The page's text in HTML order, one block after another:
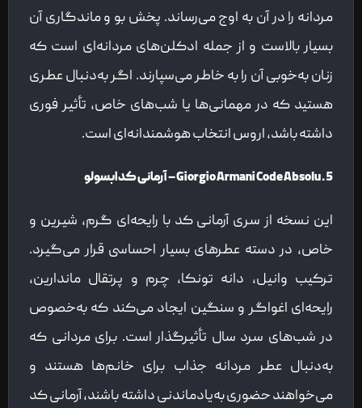
مردانه را در آن به اوج می‌رساند. پخش بو و ماندگاری آن
بسیار بالاست و از جمله ادکلن‌های مردانه‌ای است که
زنان به‌خوبی آن را به خاطر می‌سپارند. اگر به‌دنبال عطری
هستید که در مهمانی‌ها یا شب‌های خاص، تأثیر فوری
داشته باشد، اروس انتخاب هوشمندانه‌ای است.
5. Giorgio Armani Code Absolu – آرمانی کد ابسولو
این نسخه از سری آرمانی کد با رایحه‌ای گرم، شیرین و
خاص، در دسته عطرهای بسیار احساسی قرار می‌گیرد.
ترکیب وانیل، دانه تونکا، چرم و پرتقال ماندارین،
رایحه‌ای اغواگر و سنگین ایجاد می‌کند که به‌خصوص
در شب‌های سرد سال تأثیرگذار است. برای مردانی که
به‌دنبال عطر مردانه جذاب برای خانم‌ها هستند و
می‌خواهند حضوری به‌یادماندنی داشته باشند، آرمانی کد